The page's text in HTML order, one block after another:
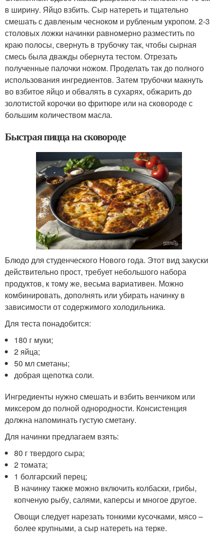
в ширину. Яйцо взбить. Сыр натереть и тщательно
смешать с давленым чесноком и рубленым укропом. 2-3
столовых ложки начинки равномерно разместить по
краю полосы, свернуть в трубочку так, чтобы сырная
смесь была дважды обернута тестом. Отрезать
полученные палочки ножом. Проделать так до полного
использования ингредиентов. Затем трубочки макнуть
во взбитое яйцо и обвалять в сухарях, обжарить до
золотистой корочки во фритюре или на сковороде с
большим количеством масла.
Быстрая пицца на сковороде
Блюдо для студенческого Нового года. Этот вид закуски
действительно прост, требует небольшого набора
продуктов, к тому же, весьма вариативен. Можно
комбинировать, дополнять или убирать начинку в
зависимости от содержимого холодильника.
Для теста понадобится:
180 г муки;
2 яйца;
50 мл сметаны;
добрая щепотка соли.
Ингредиенты нужно смешать и взбить венчиком или
миксером до полной однородности. Консистенция
должна напоминать густую сметану.
Для начинки предлагаем взять:
80 г твердого сыра;
2 томата;
1 болгарский перец;
В начинку также можно включить колбаски, грибы,
копченую рыбу, салями, каперсы и многое другое.
Овощи следует нарезать тонкими кусочками, мясо –
более крупными, а сыр натереть на терке.